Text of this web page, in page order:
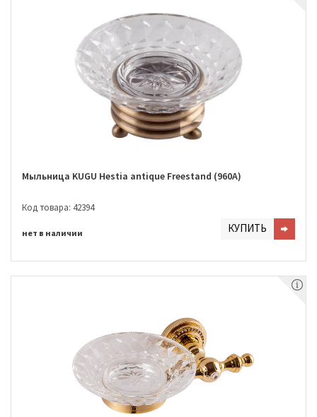
Мыльница KUGU Hestia antique Freestand (960A)
Код товара: 42394
нет в наличии КУПИТЬ